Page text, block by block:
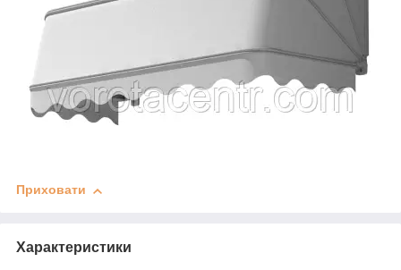
Приховати
Характеристики